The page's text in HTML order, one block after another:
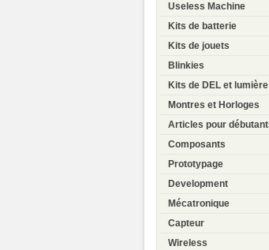
Useless Machine
Kits de batterie
Kits de jouets
Blinkies
Kits de DEL et lumière
Montres et Horloges
Articles pour
Composants
Prototypage
Development
Mécatronique
Capteur
Wireless